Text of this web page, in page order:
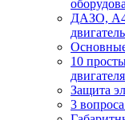
ДАЗО,
10
двигателя
Защита
3